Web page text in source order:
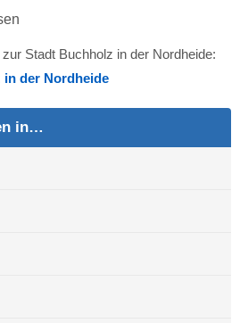
Stadt Buchholz in der Nordheide:
der Nordheide
in…